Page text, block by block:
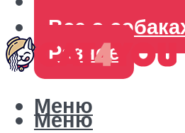
Все о
Разное
Меню
Меню